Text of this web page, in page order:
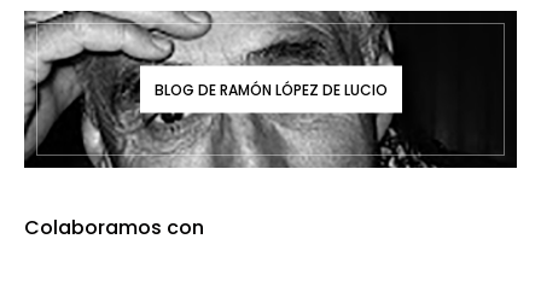
BLOG DE RAMÓN LÓPEZ DE LUCIO
Colaboramos con